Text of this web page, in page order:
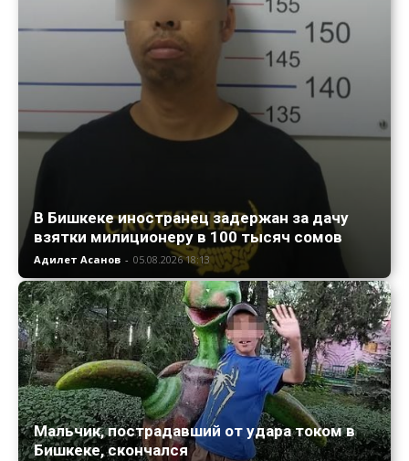
В Бишкеке иностранец задержан за дачу
взятки милиционеру в 100 тысяч сомов
Адилет Асанов - 05.08.2026 18:13
Мальчик, пострадавший от удара током в
Бишкеке, скончался